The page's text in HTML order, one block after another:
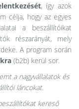
, így azok
célja, hogy az egyes
a beszállítóikat
részarányát, mely
A program során
(b2b) kerül sor.
a nagyvállalatok és
láncokat.
kereső